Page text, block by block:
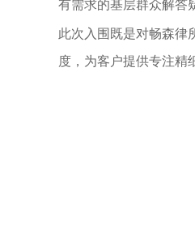
有需求的基层群众解答
此次入围既是对畅森律
度，为客户提供专注精